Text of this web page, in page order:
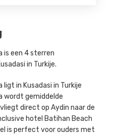
is een 4 sterren
in Turkije.
in Kusadasi in Turkije
wordt gemiddelde
direct op Aydin naar de
hotel Batihan Beach
is perfect voor ouders met